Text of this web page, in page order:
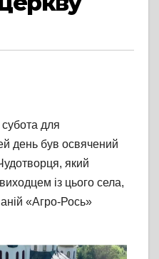
для
день був освячений
який
із цього села,
«Агро-Рось»